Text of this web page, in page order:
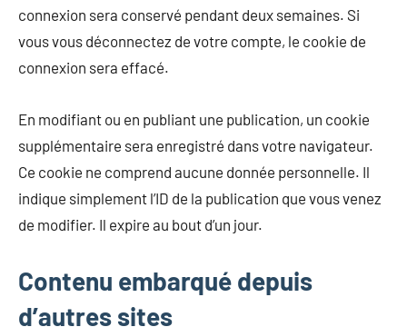
connexion sera conservé pendant deux semaines. Si
vous vous déconnectez de votre compte, le cookie de
connexion sera effacé.
En modifiant ou en publiant une publication, un cookie
supplémentaire sera enregistré dans votre navigateur.
Ce cookie ne comprend aucune donnée personnelle. Il
indique simplement l’ID de la publication que vous venez
de modifier. Il expire au bout d’un jour.
Contenu embarqué depuis
d’autres sites